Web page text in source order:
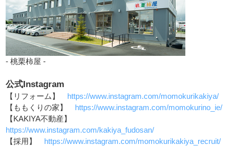
- 桃栗柿屋 -
公式Instagram
【リフォーム】
https://www.instagram.com/momokurikakiya/
【ももくりの家】
https://www.instagram.com/momokurino_ie/
【KAKIYA不動産】
https://www.instagram.com/kakiya_fudosan/
【採用】
https://www.instagram.com/momokurikakiya_recruit/